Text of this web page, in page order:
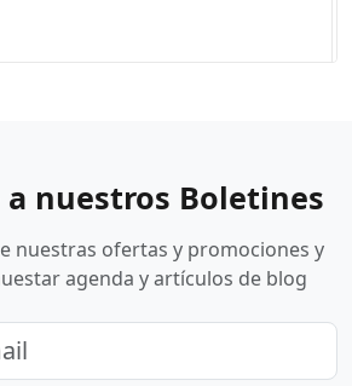
a nuestros Boletines
nuestras ofertas y promociones y
agenda y artículos de blog